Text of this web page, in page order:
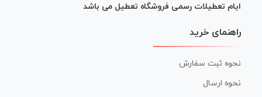
ایام تعطیلات رسمی فروشگاه تعطیل می باشد
راهنمای خرید
نحوه ثبت سفارش
نحوه ارسال